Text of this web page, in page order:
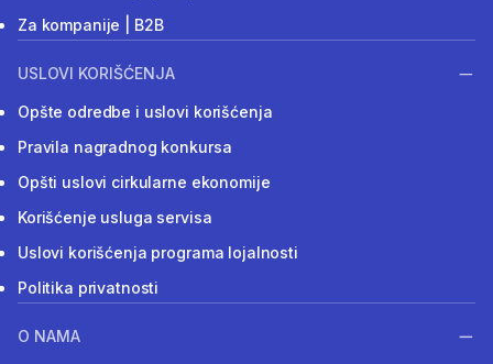
Za kompanije | B2B
USLOVI KORIŠĆENJA
Opšte odredbe i uslovi korišćenja
Pravila nagradnog konkursa
Opšti uslovi cirkularne ekonomije
Korišćenje usluga servisa
Uslovi korišćenja programa lojalnosti
Politika privatnosti
O NAMA